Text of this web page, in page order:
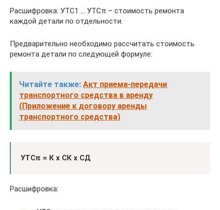
Расшифровка: УТС1 … УТСπ – стоимость ремонта
каждой детали по отдельности.
Предварительно необходимо рассчитать стоимость
ремонта детали по следующей формуле:
Читайте также: Акт приема-передачи
транспортного средства в аренду
(Приложение к договору аренды
транспортного средства)
УТСπ = К х СК х СД
Расшифровка: